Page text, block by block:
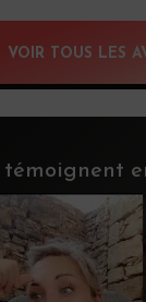
. Un yoga
reconnecter et te
qu’il faut
belle
VOIR TOUS LES
témoignent